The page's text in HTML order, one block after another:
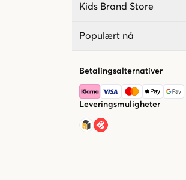
Kids Brand Store
Populært nå
Betalingsalternativer
Leveringsmuligheter